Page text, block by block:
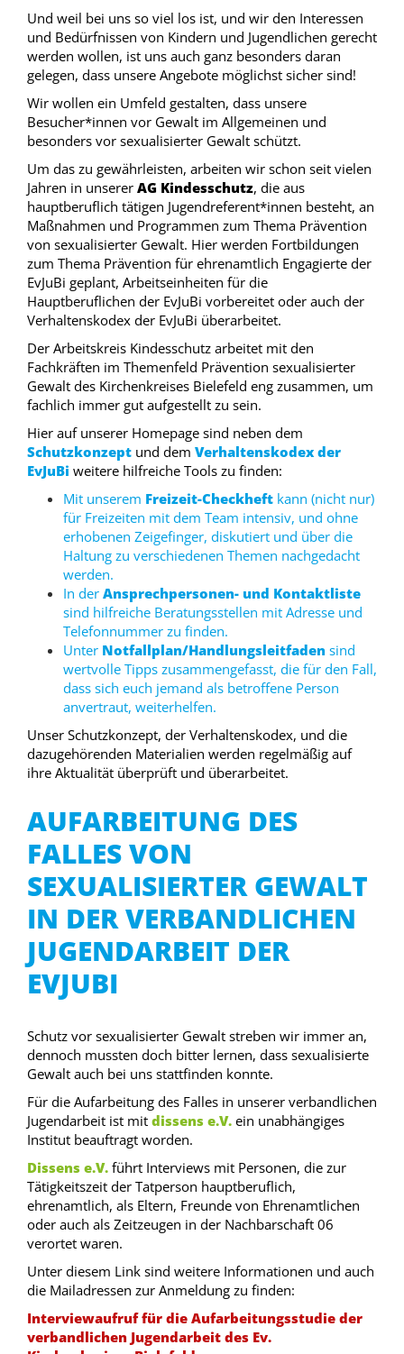
Und weil bei uns so viel los ist, und wir den Interessen
und Bedürfnissen von Kindern und Jugendlichen gerecht
werden wollen, ist uns auch ganz besonders daran
gelegen, dass unsere Angebote möglichst sicher sind!
Wir wollen ein Umfeld gestalten, dass unsere
Besucher*innen vor Gewalt im Allgemeinen und
besonders vor sexualisierter Gewalt schützt.
Um das zu gewährleisten, arbeiten wir schon seit vielen
Jahren in unserer AG Kindesschutz, die aus
hauptberuflich tätigen Jugendreferent*innen besteht, an
Maßnahmen und Programmen zum Thema Prävention
von sexualisierter Gewalt. Hier werden Fortbildungen
zum Thema Prävention für ehrenamtlich Engagierte der
EvJuBi geplant, Arbeitseinheiten für die
Hauptberuflichen der EvJuBi vorbereitet oder auch der
Verhaltenskodex der EvJuBi überarbeitet.
Der Arbeitskreis Kindesschutz arbeitet mit den
Fachkräften im Themenfeld Prävention sexualisierter
Gewalt des Kirchenkreises Bielefeld eng zusammen, um
fachlich immer gut aufgestellt zu sein.
Hier auf unserer Homepage sind neben dem
Schutzkonzept und dem Verhaltenskodex der
EvJuBi weitere hilfreiche Tools zu finden:
Mit unserem Freizeit-Checkheft kann (nicht nur)
für Freizeiten mit dem Team intensiv, und ohne
erhobenen Zeigefinger, diskutiert und über die
Haltung zu verschiedenen Themen nachgedacht
werden.
In der Ansprechpersonen- und Kontaktliste
sind hilfreiche Beratungsstellen mit Adresse und
Telefonnummer zu finden.
Unter Notfallplan/Handlungsleitfaden sind
wertvolle Tipps zusammengefasst, die für den Fall,
dass sich euch jemand als betroffene Person
anvertraut, weiterhelfen.
Unser Schutzkonzept, der Verhaltenskodex, und die
dazugehörenden Materialien werden regelmäßig auf
ihre Aktualität überprüft und überarbeitet.
AUFARBEITUNG DES
FALLES VON
SEXUALISIERTER GEWALT
IN DER VERBANDLICHEN
JUGENDARBEIT DER
EVJUBI
Schutz vor sexualisierter Gewalt streben wir immer an,
dennoch mussten doch bitter lernen, dass sexualisierte
Gewalt auch bei uns stattfinden konnte.
Für die Aufarbeitung des Falles in unserer verbandlichen
Jugendarbeit ist mit dissens e.V. ein unabhängiges
Institut beauftragt worden.
Dissens e.V. führt Interviews mit Personen, die zur
Tätigkeitszeit der Tatperson hauptberuflich,
ehrenamtlich, als Eltern, Freunde von Ehrenamtlichen
oder auch als Zeitzeugen in der Nachbarschaft 06
verortet waren.
Unter diesem Link sind weitere Informationen und auch
die Mailadressen zur Anmeldung zu finden:
Interviewaufruf für die Aufarbeitungsstudie der
verbandlichen Jugendarbeit des Ev.